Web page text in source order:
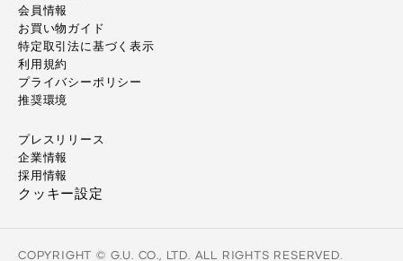
会員情報
お買い物ガイド
特定取引法に基づく表示
利用規約
プライバシーポリシー
推奨環境
プレスリリース
企業情報
採用情報
クッキー設定
COPYRIGHT © G.U. CO., LTD. ALL RIGHTS RESERVED.